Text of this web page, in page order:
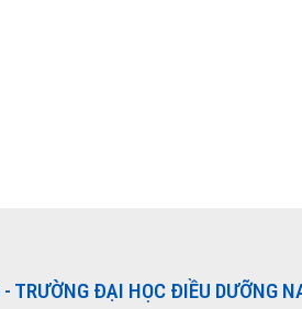
- TRƯỜNG ĐẠI HỌC ĐIỀU DƯỠNG